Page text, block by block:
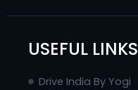
USEFUL LINKS
Drive India By Yogi